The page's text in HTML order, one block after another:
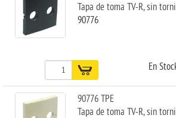
Tapa de toma TV-R, sin
90776
En
90776 TPE
Tapa de toma TV-R, sin